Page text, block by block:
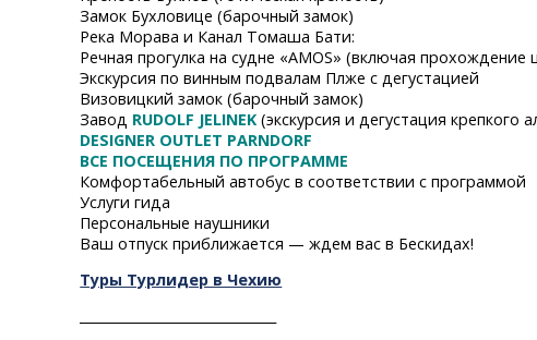
Замок Бухловице (барочный замок)
Река Морава и Канал Томаша Бати:
Речная прогулка на судне «AMOS» (включая
Экскурсия по винным подвалам Плже с дегустацией
Визовицкий замок (барочный замок)
Завод RUDOLF JELINEK (экскурсия и дегустация крепкого
DESIGNER OUTLET PARNDORF
ВСЕ ПОСЕЩЕНИЯ ПО ПРОГРАММЕ
Комфортабельный автобус в соответствии с программой
Услуги гида
Персональные наушники
Ваш отпуск приближается — ждем вас в Бескидах!
Туры Турлидер в Чехию